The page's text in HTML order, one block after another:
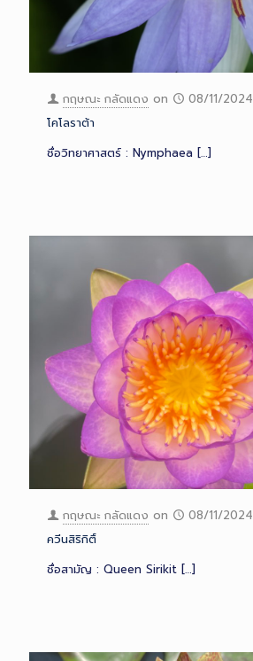
กฤษณะ กลัดแดง on
08/11/2024
โคโลราต้า
ชื่อวิทยาศาสตร์ : Nymphaea […]
กฤษณะ กลัดแดง on
08/11/2024
ควีนสิริกิติ์
ชื่อสามัญ : Queen Sirikit […]